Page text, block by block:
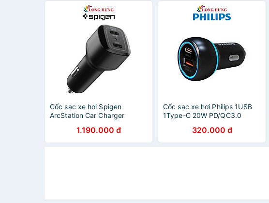
Cốc sạc xe hơi Spigen
ArcStation Car Charger
ACP02562 - Hàng chính hãng
1.190.000 đ
Cốc sạc xe hơi Philips 1USB
1Type-C 20W PD/QC3.0
320.000 đ